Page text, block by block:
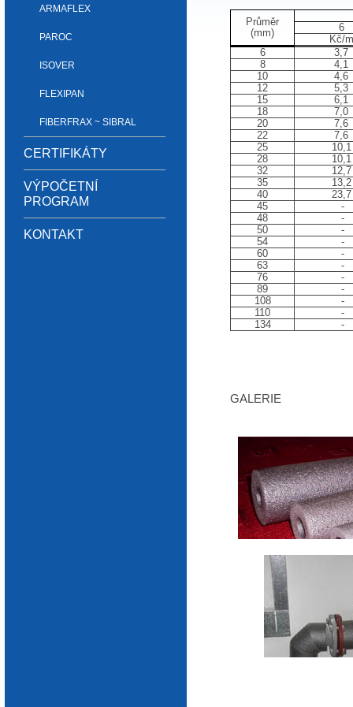
ARMAFLEX
PAROC
ISOVER
FLEXIPAN
FIBERFRAX ~ SIBRAL
CERTIFIKÁTY
VÝPOČETNÍ
PROGRAM
KONTAKT
Průměr
(mm)
6
Kč/m
6
3,7
8
4,1
10
4,6
12
5,3
15
6,1
18
7,0
20
7,6
22
7,6
25
10,1
28
10,1
32
12,7
35
13,2
40
23,7
45
-
48
-
50
-
54
-
60
-
63
-
76
-
89
-
108
-
110
-
134
-
GALERIE